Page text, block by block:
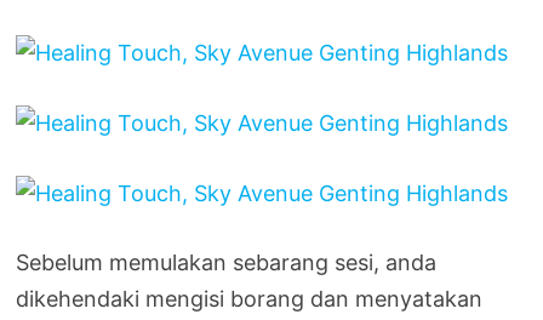
Sebelum memulakan sebarang sesi, anda
dikehendaki mengisi borang dan menyatakan